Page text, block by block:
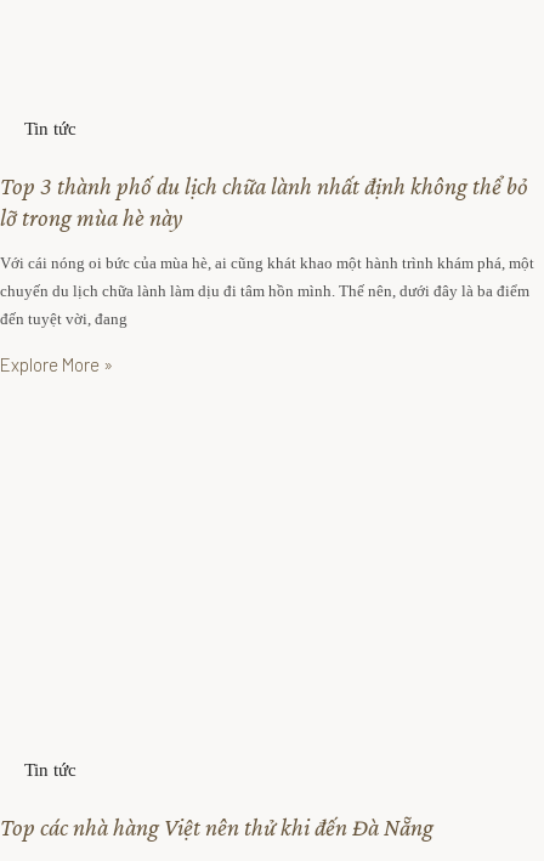
Tin tức
Top 3 thành phố du lịch chữa lành nhất định không thể bỏ
lỡ trong mùa hè này
Với cái nóng oi bức của mùa hè, ai cũng khát khao một hành trình khám phá, một
chuyến du lịch chữa lành làm dịu đi tâm hồn mình. Thế nên, dưới đây là ba điểm
đến tuyệt vời, đang
Explore More »
Tin tức
Top các nhà hàng Việt nên thử khi đến Đà Nẵng